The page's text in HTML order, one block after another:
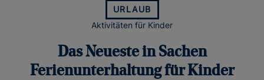
URLAUB
Aktivitäten für Kinder
Das Neueste in Sachen
Ferienunterhaltung für Kinder